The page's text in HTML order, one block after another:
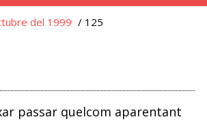
del 1999 / 125
passar quelcom aparentant